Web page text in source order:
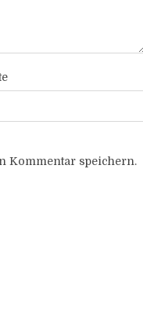
Kommentar speichern.